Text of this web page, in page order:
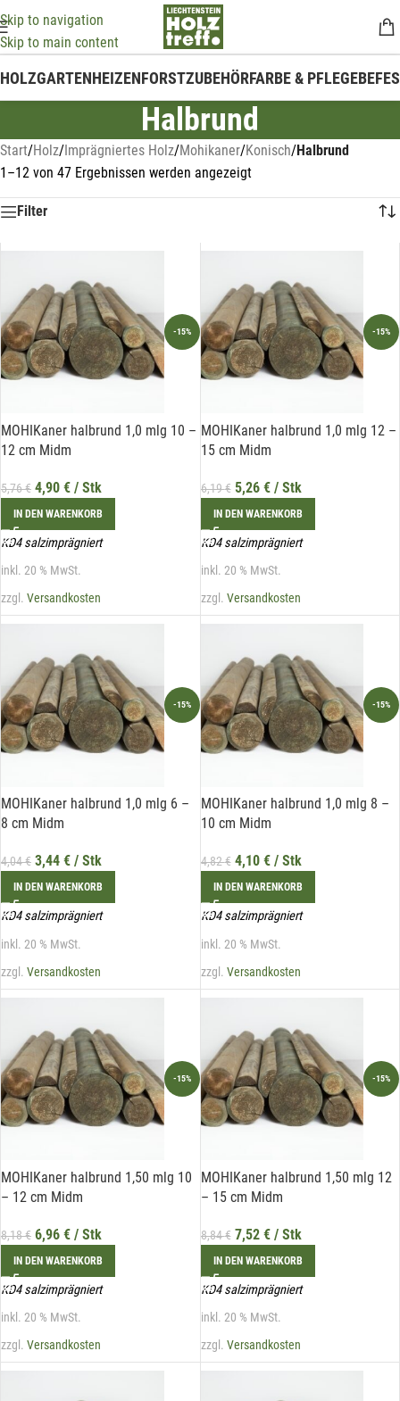
Skip to navigation
Skip to main content
HOLZGARTENHEIZENFORSTZUBEHÖRFARBE & PFLEGE
Halbrund
Start/Holz/Imprägniertes Holz/Mohikaner/Konisch/Halbrund
1–12 von 47 Ergebnissen werden angezeigt
Filter
-15%
MOHIKaner halbrund 1,0 mlg 10 –
12 cm Midm
5,76€ 4,90 € / Stk
IN DEN WARENKORB
KD4 salzimprägniert
inkl. 20 % MwSt.
zzgl. Versandkosten
-15%
MOHIKaner halbrund 1,0 mlg 12 –
15 cm Midm
6,19€ 5,26 €/ Stk
IN DEN WARENKORB
KD4 salzimprägniert
inkl. 20 % MwSt.
zzgl. Versandkosten
-15%
MOHIKaner halbrund 1,0 mlg 6 –
8 cm Midm
4,04€ 3,44 € / Stk
IN DEN WARENKORB
KD4 salzimprägniert
inkl. 20 % MwSt.
zzgl. Versandkosten
-15%
MOHIKaner halbrund 1,0 mlg 8 –
10 cm Midm
4,82€ 4,10 €/ Stk
IN DEN WARENKORB
KD4 salzimprägniert
inkl. 20 % MwSt.
zzgl. Versandkosten
-15%
MOHIKaner halbrund 1,50 mlg 10
– 12 cm Midm
8,18€ 6,96 € / Stk
IN DEN WARENKORB
KD4 salzimprägniert
inkl. 20 % MwSt.
zzgl. Versandkosten
-15%
MOHIKaner halbrund 1,50 mlg 12
– 15 cm Midm
8,84€ 7,52 €/ Stk
IN DEN WARENKORB
KD4 salzimprägniert
inkl. 20 % MwSt.
zzgl. Versandkosten
Mit unserem Newsletter sind Sie
immer top-informiert über
Veranstaltungen und Aktionen